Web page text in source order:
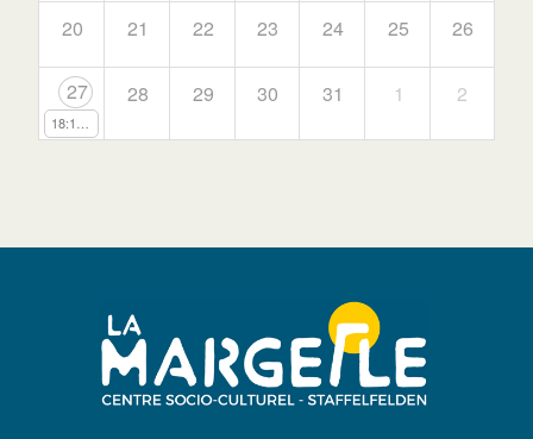
20 21 22 23 24 25 26
27 28 29 30 31 1 2